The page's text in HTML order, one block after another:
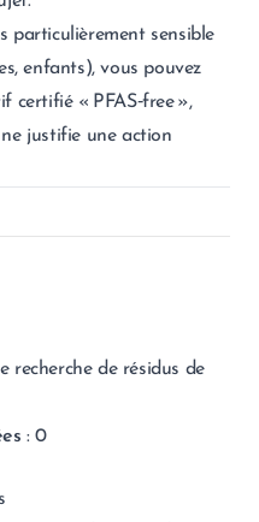
particulièrement sensible
enfants), vous pouvez
certifié « PFAS‑free »,
justifie une action
recherche de résidus de
: 0